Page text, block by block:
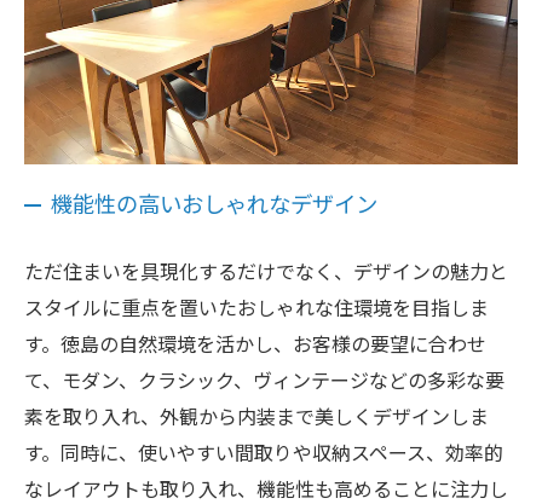
機能性の高いおしゃれなデザイン
ただ住まいを具現化するだけでなく、デザインの魅力と
スタイルに重点を置いたおしゃれな住環境を目指しま
す。徳島の自然環境を活かし、お客様の要望に合わせ
て、モダン、クラシック、ヴィンテージなどの多彩な要
素を取り入れ、外観から内装まで美しくデザインしま
す。同時に、使いやすい間取りや収納スペース、効率的
なレイアウトも取り入れ、機能性も高めることに注力し